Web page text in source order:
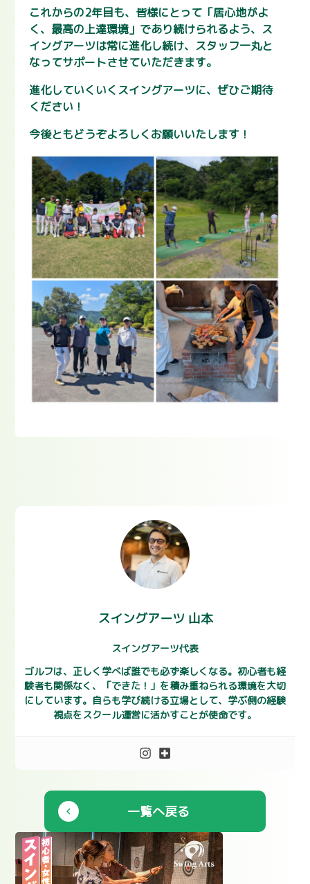
これからの2年目も、皆様にとって「居心地がよ
く、最高の上達環境」であり続けられるよう、ス
イングアーツは常に進化し続け、スタッフ一丸と
なってサポートさせていただきます。
進化していくいくスイングアーツに、ぜひご期待
ください！
今後ともどうぞよろしくお願いいたします！
スイングアーツ 山本
スイングアーツ代表
ゴルフは、正しく学べば誰でも必ず楽しくなる。初心者も経
験者も関係なく、「できた！」を積み重ねられる環境を大切
にしています。自らも学び続ける立場として、学ぶ側の経験
視点をスクール運営に活かすことが使命です。
chevron_left 一覧へ戻る